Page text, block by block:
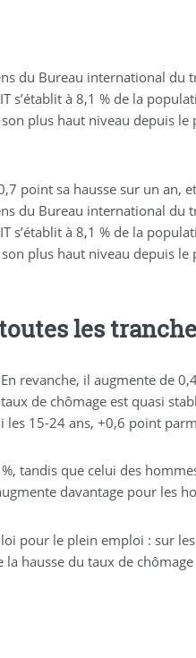
du Bureau international du
à 8,1 % de la
plus haut niveau depuis
point sa hausse sur un an,
du Bureau international du
à 8,1 % de la
plus haut niveau depuis
les
revanche, il augmente de
de chômage est quasi
15-24 ans, +0,6 point
tandis que celui des
davantage pour les
le plein emploi : sur
hausse du taux de chômage